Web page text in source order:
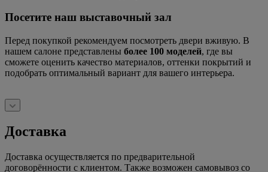
Посетите наш выставочный зал
Перед покупкой рекомендуем посмотреть двери вживую. В
нашем салоне представлены более 100 моделей, где вы
сможете оценить качество материалов, оттенки покрытий и
подобрать оптимальный вариант для вашего интерьера.
Доставка
Доставка осуществляется по предварительной
договорённости с клиентом. Также возможен самовывоз со